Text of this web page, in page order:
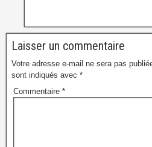
Laisser un commentaire
Votre adresse e-mail ne sera pas
sont indiqués avec *
Commentaire *